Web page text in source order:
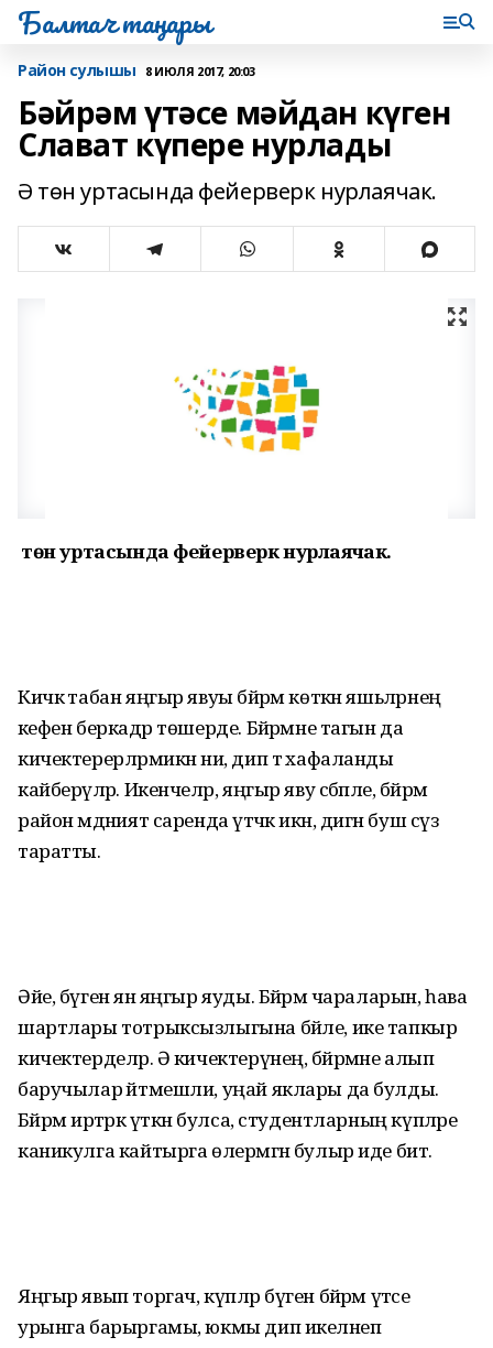
Балтач таңнары
Район сулышы 8 ИЮЛЯ 2017, 20:03
Бәйрәм үтәсе мәйдан күген
Слават күпере нурлады
Ә төн уртасында фейерверк нурлаячак.
Ә төн уртасында фейерверк нурлаячак.
Кичкә табан яңгыр явуы бәйрәм көткән яшьләрнең
кәефен беркадәр төшерде. Бәйрәмне тагын да
кичектерерләрмикән ни, дип тә хафаланды
кайберәүләр. Икенчеләр, яңгыр яву сәбәпле, бәйрәм
район мәдәният саренда үтәчәк икән, дигән буш сүз
таратты.
Әйе, бүген янә яңгыр яуды. Бәйрәм чараларын, һава
шартлары тотрыксызлыгына бәйле, ике тапкыр
кичектерделәр. Ә кичектерүнең, бәйрәмне алып
баручылар әйтмешли, уңай яклары да булды.
Бәйрәм иртәрәк үткән булса, студентларның күпләре
каникулга кайтырга өлермәгән булыр иде бит.
Яңгыр явып торгач, күпләр бүген бәйрәм үтәсе
урынга барыргамы, юкмы дип икеләнеп